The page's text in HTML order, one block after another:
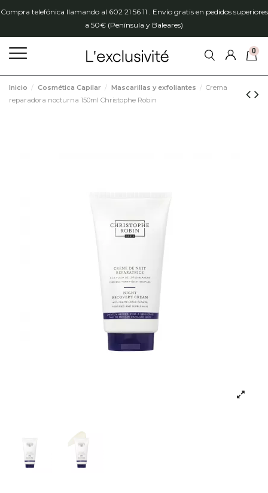
Compra telefónica llamando al 602 21 56 11 . Envío gratis en pedidos superiores
a 50€ (Península y Baleares)
0
Inicio Cosmética Capilar Mascarillas y exfoliantes
Crema
reparadora nocturna 150ml Christophe Robin